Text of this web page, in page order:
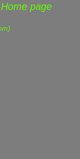
Home page